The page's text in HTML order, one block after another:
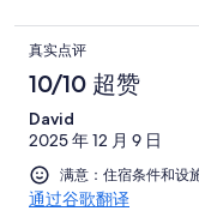
真实点评
10/10 超赞
David
2025 年 12 月 9 日
满意：住宿条件和设
通过谷歌翻译